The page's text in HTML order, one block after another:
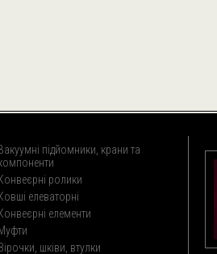
підйомники, крани та
ролики
елеваторні
елементи
шківи, втулки